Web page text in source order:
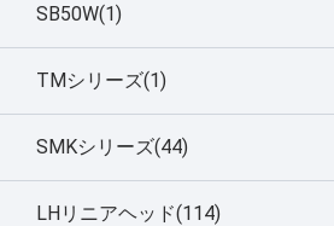
SB50W(1)
TMシリーズ(1)
SMKシリーズ(44)
LHリニアヘッド(114)